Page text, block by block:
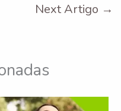
Next Artigo →